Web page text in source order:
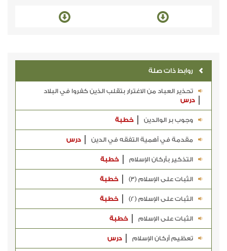
روابط ذات صلة
تحذير العباد من الاغترار بتقلب الذين كفروا في البلاد
درس
وجوب بر الوالدين خطبة
مقدمة في أهمية التفقه في الدين درس
التذكير بأركان الإسلام خطبة
الثبات على الإسلام (3) خطبة
الثبات على الإسلام (2) خطبة
الثبات على الإسلام خطبة
تعظيم أركان الإسلام درس